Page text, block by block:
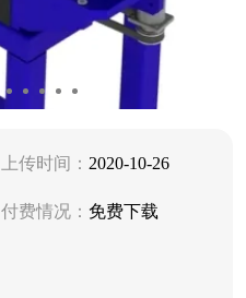
上传时间： 2020-10-26
付费情况： 免费下载